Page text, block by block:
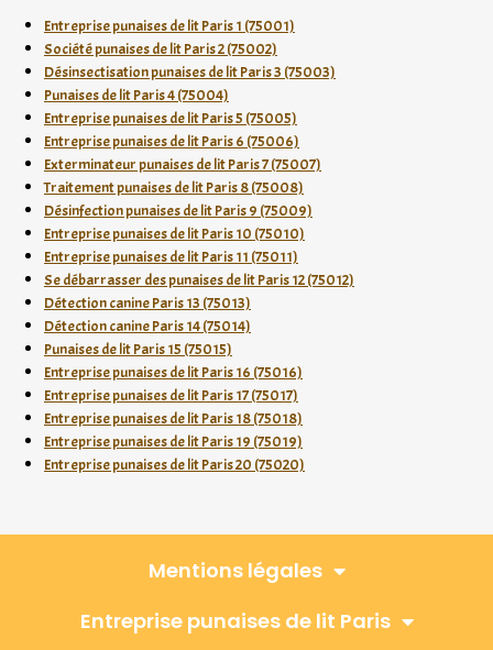
Entreprise punaises de lit Paris 1 (75001)
Société punaises de lit Paris 2 (75002)
Désinsectisation punaises de lit Paris 3 (75003)
Punaises de lit Paris 4 (75004)
Entreprise punaises de lit Paris 5 (75005)
Entreprise punaises de lit Paris 6 (75006)
Exterminateur punaises de lit Paris 7 (75007)
Traitement punaises de lit Paris 8 (75008)
Désinfection punaises de lit Paris 9 (75009)
Entreprise punaises de lit Paris 10 (75010)
Entreprise punaises de lit Paris 11 (75011)
Se débarrasser des punaises de lit Paris 12 (75012)
Détection canine Paris 13 (75013)
Détection canine Paris 14 (75014)
Punaises de lit Paris 15 (75015)
Entreprise punaises de lit Paris 16 (75016)
Entreprise punaises de lit Paris 17 (75017)
Entreprise punaises de lit Paris 18 (75018)
Entreprise punaises de lit Paris 19 (75019)
Entreprise punaises de lit Paris 20 (75020)
Mentions légales
Entreprise punaises de lit Paris